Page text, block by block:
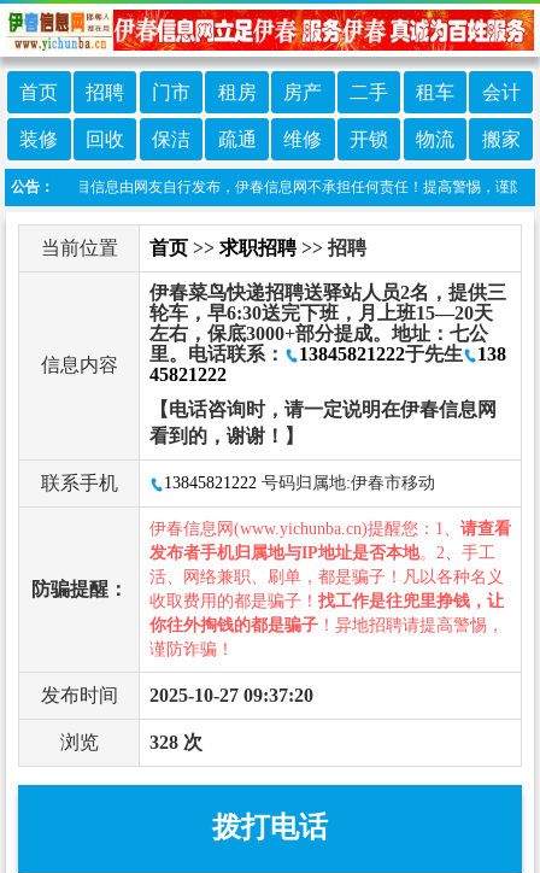
首页 招聘 门市 租房 房产 二手 租车 会计
装修 回收 保洁 疏通 维修 开锁 物流 搬家
公告：
明：本栏目信息由网友自行发布，伊春信息网不承担任何责任！提高警惕，谨防诈
当前位置 首页 >> 求职招聘>> 招聘
信息内容
伊春菜鸟快递招聘送驿站人员2名，提供三
轮车，早6:30送完下班，月上班15—20天
左右，保底3000+部分提成。地址：七公
里。电话联系：
13845821222于先生
138
45821222
【电话咨询时，请一定说明在伊春信息网
看到的，谢谢！】
联系手机 13845821222 号码归属地:伊春市移动
防骗提醒：
伊春信息网(www.yichunba.cn)提醒您：1、 请查看
发布者手机归属地与IP地址是否本地。2、手工
活、网络兼职、刷单，都是骗子！凡以各种名义
收取费用的都是骗子！ 找工作是往兜里挣钱，让
你往外掏钱的都是骗子 ！异地招聘请提高警惕，
谨防诈骗！
发布时间 2025-10-27 09:37:20
浏览 328 次
拨打电话